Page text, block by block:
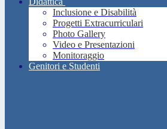
Inclusione e Disabilità
Progetti Extracurriculari
Photo Gallery
Video e Presentazioni
Monitoraggio
Genitori e Studenti